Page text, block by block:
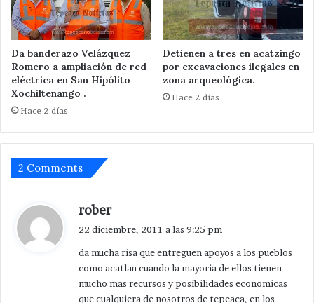
Da banderazo Velázquez
Romero a ampliación de red
eléctrica en San Hipólito
Xochiltenango .
Hace 2 días
Detienen a tres en acatzingo
por excavaciones ilegales en
zona arqueológica.
Hace 2 días
2 Comments
roberd
e
:
22 diciembre, 2011 a las 9:25 pm
da mucha risa que entreguen apoyos a los pueblos
como acatlan cuando la mayoria de ellos tienen
mucho mas recursos y posibilidades economicas
que cualquiera de nosotros de tepeaca, en los